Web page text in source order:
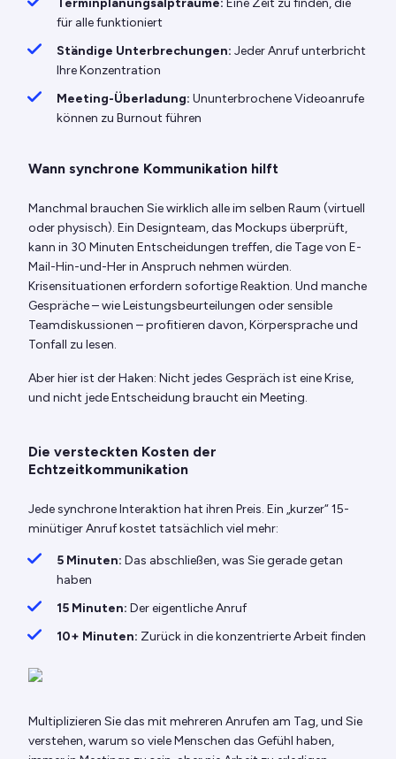
Terminplanungsalpträume: Eine Zeit zu finden, die
für alle funktioniert
Ständige Unterbrechungen: Jeder Anruf unterbricht
Ihre Konzentration
Meeting-Überladung: Ununterbrochene Videoanrufe
können zu Burnout führen
Wann synchrone Kommunikation hilft
Manchmal brauchen Sie wirklich alle im selben Raum (virtuell
oder physisch). Ein Designteam, das Mockups überprüft,
kann in 30 Minuten Entscheidungen treffen, die Tage von E-
Mail-Hin-und-Her in Anspruch nehmen würden.
Krisensituationen erfordern sofortige Reaktion. Und manche
Gespräche – wie Leistungsbeurteilungen oder sensible
Teamdiskussionen – profitieren davon, Körpersprache und
Tonfall zu lesen.
Aber hier ist der Haken: Nicht jedes Gespräch ist eine Krise,
und nicht jede Entscheidung braucht ein Meeting.
Die versteckten Kosten der
Echtzeitkommunikation
Jede synchrone Interaktion hat ihren Preis. Ein „kurzer“ 15-
minütiger Anruf kostet tatsächlich viel mehr:
5 Minuten: Das abschließen, was Sie gerade getan
haben
15 Minuten: Der eigentliche Anruf
10+ Minuten: Zurück in die konzentrierte Arbeit finden
Multiplizieren Sie das mit mehreren Anrufen am Tag, und Sie
verstehen, warum so viele Menschen das Gefühl haben,